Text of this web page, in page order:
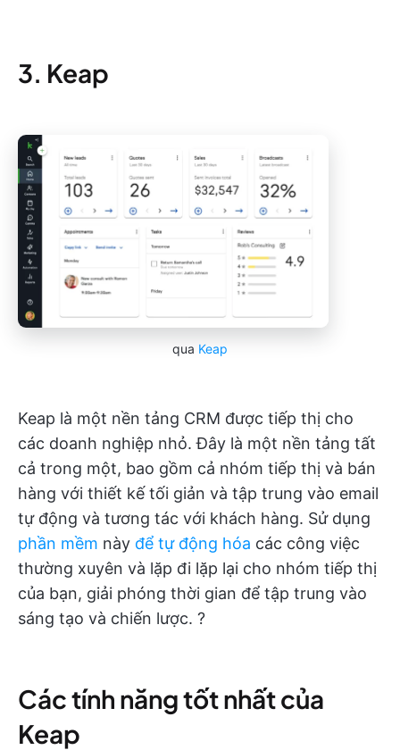
3. Keap
qua Keap
Keap là một nền tảng CRM được tiếp thị cho
các doanh nghiệp nhỏ. Đây là một nền tảng tất
cả trong một, bao gồm cả nhóm tiếp thị và bán
hàng với thiết kế tối giản và tập trung vào email
tự động và tương tác với khách hàng. Sử dụng
phần mềm này để tự động hóa các công việc
thường xuyên và lặp đi lặp lại cho nhóm tiếp thị
của bạn, giải phóng thời gian để tập trung vào
sáng tạo và chiến lược. ?
Các tính năng tốt nhất của
Keap